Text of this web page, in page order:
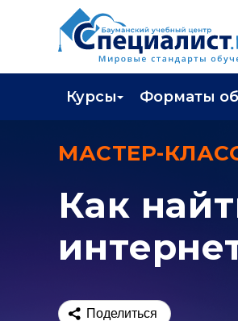
Курсы
Профессиональная
Программа лояльности
Форматы
МАСТЕР-
Как
Поделиться